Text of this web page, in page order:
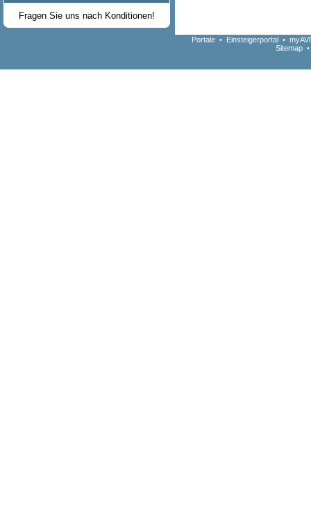
Fragen Sie uns nach Konditionen!
Portale • Einsteigerportal •
Sitemap